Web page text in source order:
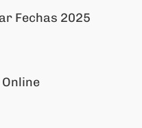
Fechas 2025